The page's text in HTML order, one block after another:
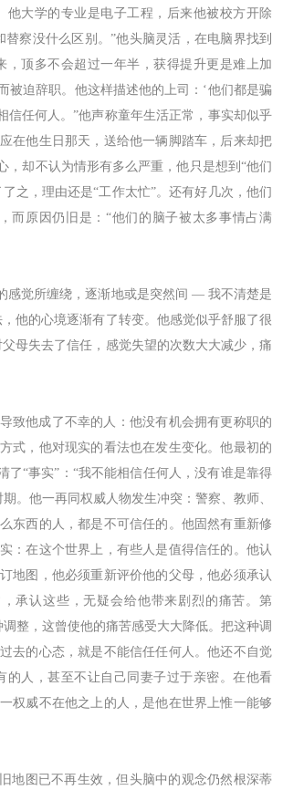
大学的专业是电子工程，后来他被校方开除
察没什么区别。”他头脑灵活，在电脑界找到
顶多不会超过一年半，获得提升更是难上加
被迫辞职。他这样描述他的上司：‘他们都是骗
信任何人。”他声称童年生活正常，事实却似乎
在他生日那天，送给他一辆脚踏车，后来却把
却不认为情形有多么严重，他只是想到“他们
之，理由还是“工作太忙”。还有好几次，他们
而原因仍旧是：“他们的脑子被太多事情占满
感觉所缠绕，逐渐地或是突然间 ― 我不清楚是
他的心境逐渐有了转变。他感觉似乎舒服了很
母失去了信任，感觉失望的次数大大减少，痛
致他成了不幸的人：他没有机会拥有更称职的
式，他对现实的看法也在发生变化。他最初的
“事实”：“我不能相信任何人，没有谁是靠得
。他一再同权威人物发生冲突：警察、教师、
东西的人，都是不可信任的。他固然有重新修
：在这个世界上，有些人是值得信任的。他认
地图，他必须重新评价他的父母，他必须承认
承认这些，无疑会给他带来剧烈的痛苦。第
整，这曾使他的痛苦感受大大降低。把这种调
去的心态，就是不能信任任何人。他还不自觉
人，甚至不让自己同妻子过于亲密。在他看
权威不在他之上的人，是他在世界上惟一能够
地图已不再生效，但头脑中的观念仍然根深蒂